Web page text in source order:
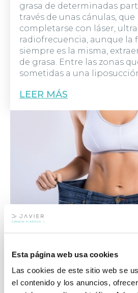
Esta página web usa cookies
Las cookies de este sitio web se
el contenido y los anuncios,
grasa de determinadas
través de unas cánulas,
completarse con láser,
radiofrecuencia, aunque la
siempre es la misma,
de grasa. Entre las zonas
sometidas a una
LEER MÁS
Eliminar la piel sobrante
adelgazar
9 | JULIO |